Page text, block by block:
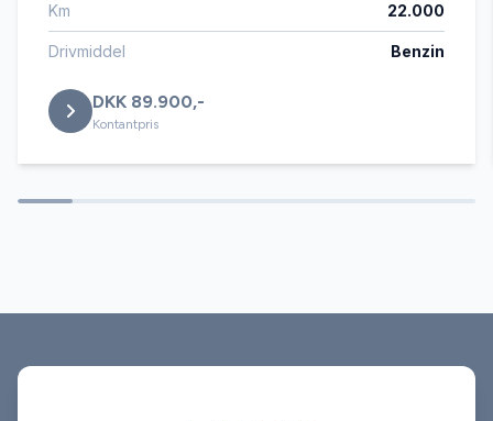
Km 22.000
Drivmiddel Benzin
DKK 89.900,-
Kontantpris